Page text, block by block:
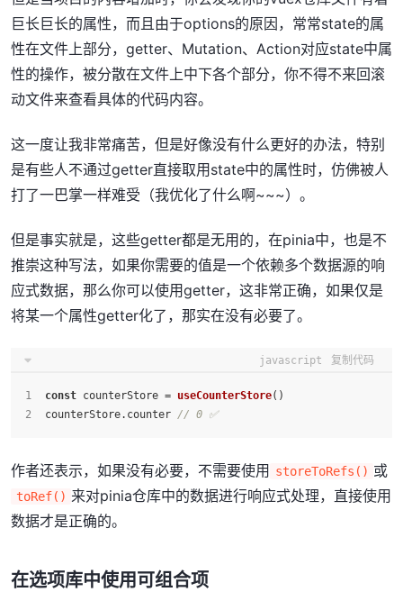
巨长巨长的属性，而且由于options的原因，常常state的属
性在文件上部分，getter、Mutation、Action对应state中属
性的操作，被分散在文件上中下各个部分，你不得不来回滚
动文件来查看具体的代码内容。
这一度让我非常痛苦，但是好像没有什么更好的办法，特别
是有些人不通过getter直接取用state中的属性时，仿佛被人
打了一巴掌一样难受（我优化了什么啊~~~）。
但是事实就是，这些getter都是无用的，在pinia中，也是不
推崇这种写法，如果你需要的值是一个依赖多个数据源的响
应式数据，那么你可以使用getter，这非常正确，如果仅是
将某一个属性getter化了，那实在没有必要了。
javascript 复制代码
const counterStore = useCounterStore()
counterStore. counter // 0 ✅
作者还表示，如果没有必要，不需要使用 storeToRefs() 或
toRef() 来对pinia仓库中的数据进行响应式处理，直接使用
数据才是正确的。
在选项库中使用可组合项